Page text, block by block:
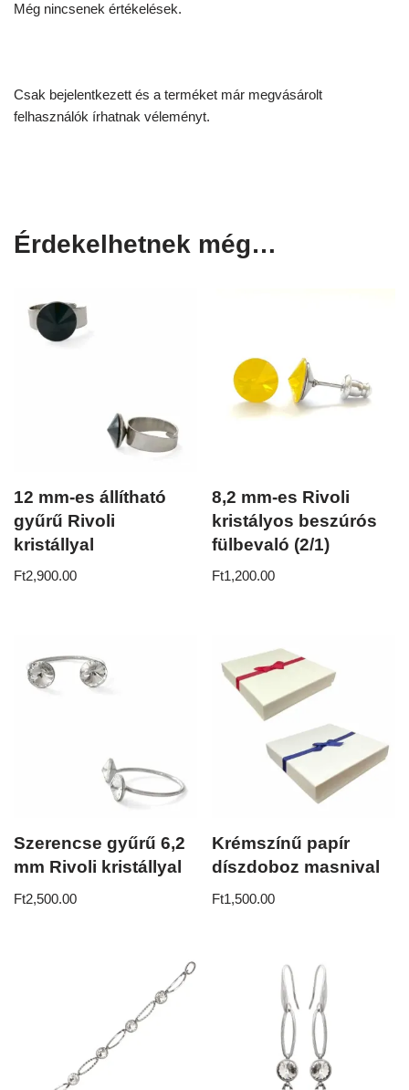
Még nincsenek értékelések.
Csak bejelentkezett és a terméket már megvásárolt
felhasználók írhatnak véleményt.
Érdekelhetnek még…
12 mm-es állítható
gyűrű Rivoli
kristállyal
Ft2,900.00
8,2 mm-es Rivoli
kristályos beszúrós
fülbevaló (2/1)
Ft1,200.00
Szerencse gyűrű 6,2
mm Rivoli kristállyal
Ft2,500.00
Krémszínű papír
díszdoboz masnival
Ft1,500.00